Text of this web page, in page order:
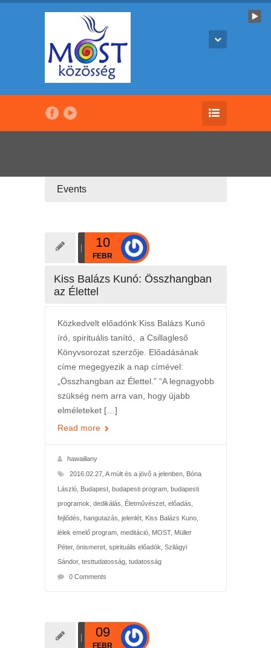
Events
10
FEBR
Kiss Balázs Kunó: Összhangban
az Élettel
Közkedvelt előadónk Kiss Balázs Kunó
író, spirituális tanító, a Csillagleső
Könyvsorozat szerzője. Előadásának
címe megegyezik a nap címével:
„Összhangban az Élettel.” “A legnagyobb
szükség nem arra van, hogy újabb
elméleteket […]
Read more
hawaiilany
2016.02.27, A múlt és a jövő a jelenben, Bóna
László, Budapest, budapesti program, budapesti
programok dedikálás Életművészet, előadás
fejlődés hangutazás jelenlét, Kiss Balázs Kuno,
lélek emelő program, meditáció, MOST, Müller
Péter, önismeret, spirituális előadók Szilágyi
Sándor, testtudatosság, tudatosság
0 Comments
09
FEBR